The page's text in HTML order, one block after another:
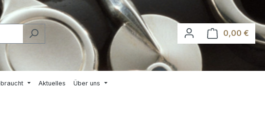
0,00 €
Aktuelles Über uns